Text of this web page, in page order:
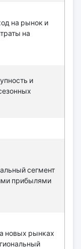
на рынок и
на
и
сегмент
прибылями
новых рынках